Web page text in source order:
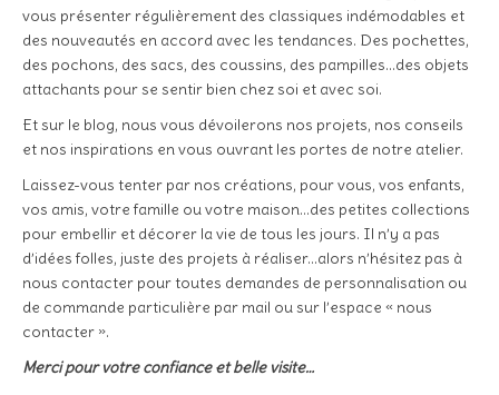
vous présenter régulièrement des classiques indémodables et
des nouveautés en accord avec les tendances. Des pochettes,
des pochons, des sacs, des coussins, des pampilles…des objets
attachants pour se sentir bien chez soi et avec soi.
Et sur le blog, nous vous dévoilerons nos projets, nos conseils
et nos inspirations en vous ouvrant les portes de notre atelier.
Laissez-vous tenter par nos créations, pour vous, vos enfants,
vos amis, votre famille ou votre maison…des petites collections
pour embellir et décorer la vie de tous les jours. Il n’y a pas
d’idées folles, juste des projets à réaliser…alors n’hésitez pas à
nous contacter pour toutes demandes de personnalisation ou
de commande particulière par mail ou sur l’espace « nous
contacter ».
Merci pour votre confiance et belle visite…